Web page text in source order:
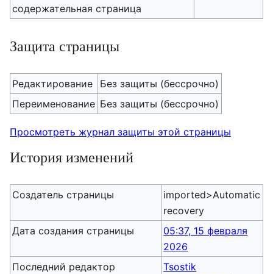
содержательная страница
Защита страницы
Редактирование
Без защиты (бессрочно)
Переименование Без защиты (бессрочно)
Просмотреть журнал защиты этой страницы
История изменений
Создатель страницы
imported>Automatic
recovery
Дата создания страницы
05:37, 15 февраля
2026
Последний редактор
Tsostik